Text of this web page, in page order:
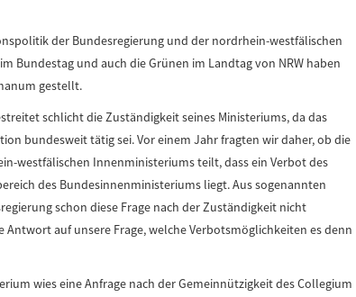
der Bundesregierung und der nordrhein-westfälischen
Bundestag und auch die Grünen im Landtag von NRW haben
gestellt.
schlicht die Zuständigkeit seines Ministeriums, da das
bundesweit tätig sei. Vor einem Jahr fragten wir daher, ob die
westfälischen Innenministeriums teilt, dass ein Verbot des
des Bundesinnenministeriums liegt. Aus sogenannten
schon diese Frage nach der Zuständigkeit nicht
auf unsere Frage, welche Verbotsmöglichkeiten es denn
wies eine Anfrage nach der Gemeinnützigkeit des Collegium